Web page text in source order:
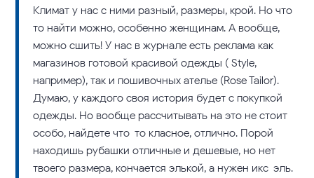
Климат у нас с ними разный, размеры, крой. Но что-
то найти можно, особенно женщинам. А вообще,
можно сшить! У нас в журнале есть реклама как
магазинов готовой красивой одежды ( Style,
например), так и пошивочных ателье (Rose Tailor).
Думаю, у каждого своя история будет с покупкой
одежды. Но вообще рассчитывать на это не стоит
особо, найдете что-то класное, отлично. Порой
находишь рубашки отличные и дешевые, но нет
твоего размера, кончается элькой, а нужен икс-эль.